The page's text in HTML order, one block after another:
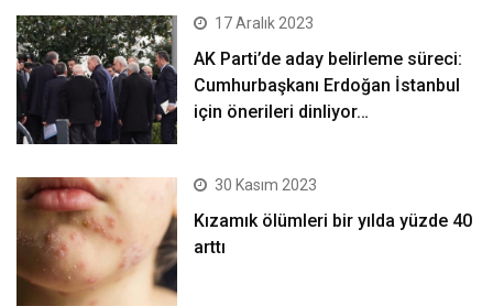
17 Aralık 2023
AK Parti’de aday belirleme süreci:
Cumhurbaşkanı Erdoğan İstanbul
için önerileri dinliyor…
30 Kasım 2023
Kızamık ölümleri bir yılda yüzde 40
arttı